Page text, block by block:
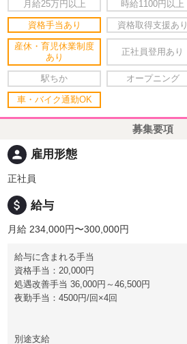
月給25万円以上 時給1100円以上
資格手当あり 資格取得支援あり
産休・育児休業制度
あり
正社員登用あり
駅ちか オープニング
車・バイク通勤OK
募集要項
person 雇用形態
正社員
attach_money 給与
月給 234,000円〜300,000円
給与に含まれる手当
資格手当：20,000円
処遇改善手当 36,000円～46,500円
夜勤手当：4500円/回×4回
別途支給